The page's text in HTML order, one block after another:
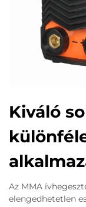
Kiváló
Az MMA
elengedhetetlen